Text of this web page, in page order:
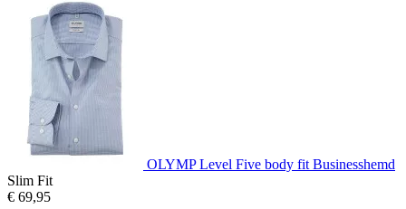
OLYMP Level Five body fit Businesshemd
Slim Fit
€ 69,95